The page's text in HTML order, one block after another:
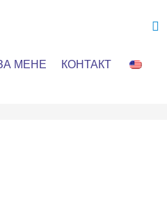
МЕНЕ КОНТАКТ